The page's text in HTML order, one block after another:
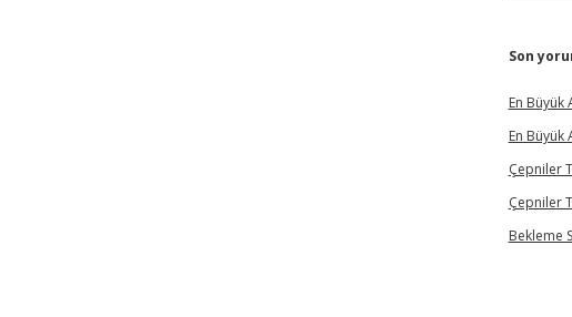
Son
En Büyük
En Büyük
Çepniler
Çepniler
Bekleme